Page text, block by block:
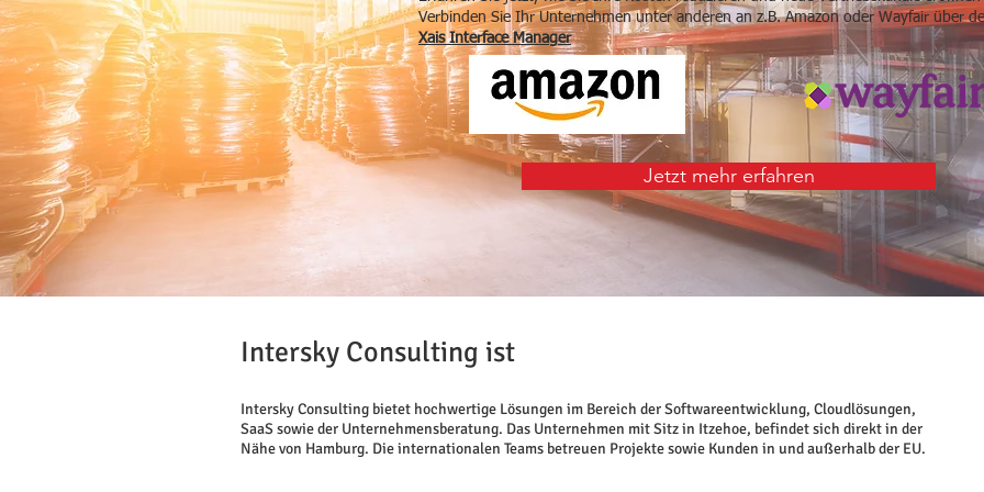
Verbinden Sie Ihr Unternehmen unter anderen an z.B.Amazon oder Wayfair über
Xais Interface Manager
Jetzt mehr erfahren
Intersky Consulting ist
Intersky Consulting bietet hochwertige Lösungen im Bereich der Softwareentwicklung, Cloudlösungen,
SaaS sowie der Unternehmensberatung. Das Unternehmen mit Sitz in Itzehoe, befindet sich direkt in der
Nähe von Hamburg. Die internationalen Teams betreuen Projekte sowie Kunden in und außerhalb der EU.